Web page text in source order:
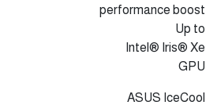
performance boost
Up to
Intel® Iris® Xe
GPU
ASUS IceCool